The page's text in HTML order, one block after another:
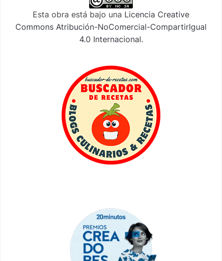
Esta obra está bajo una Licencia Creative
Commons Atribución-NoComercial-CompartirIgual
4.0 Internacional.